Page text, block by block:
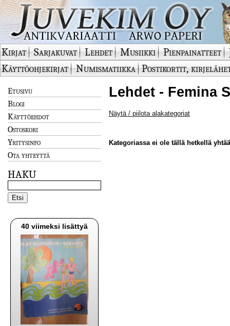
Kirjat Sarjakuvat Lehdet Musiikki Pienpainatteet
Käyttöohjekirjat
Numismatiikka Postikortit,
Etusivu
Blogi
Käyttöehdot
Ostoskori
Yritysinfo
Ota yhteyttä
HAKU
40 viimeksi lisättyä
Lehdet - Femina
Näytä / piilota alakategoriat
Kategoriassa ei ole tällä hetkellä